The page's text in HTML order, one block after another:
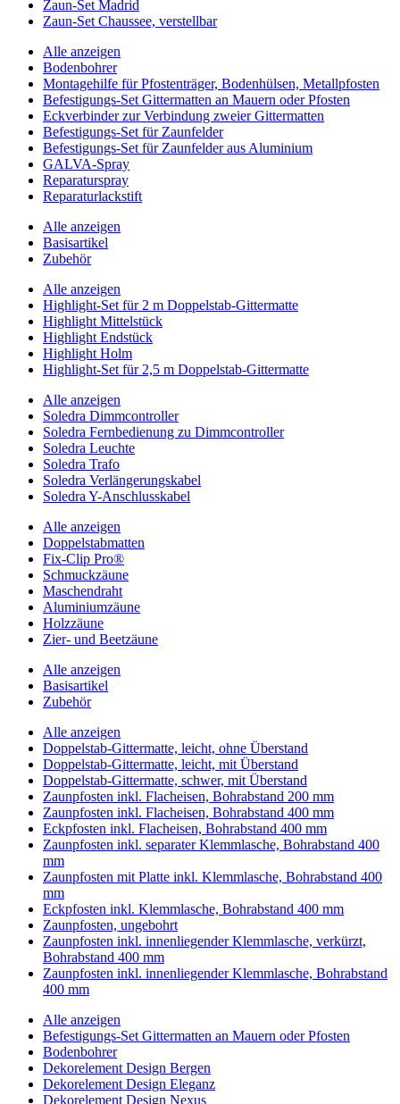
Zaun-Set Madrid
Zaun-Set Chaussee, verstellbar
Alle anzeigen
Bodenbohrer
Montagehilfe für Pfostenträger, Bodenhülsen, Metallpfosten
Befestigungs-Set Gittermatten an Mauern oder Pfosten
Eckverbinder zur Verbindung zweier Gittermatten
Befestigungs-Set für Zaunfelder
Befestigungs-Set für Zaunfelder aus Aluminium
GALVA-Spray
Reparaturspray
Reparaturlackstift
Alle anzeigen
Basisartikel
Zubehör
Alle anzeigen
Highlight-Set für 2 m Doppelstab-Gittermatte
Highlight Mittelstück
Highlight Endstück
Highlight Holm
Highlight-Set für 2,5 m Doppelstab-Gittermatte
Alle anzeigen
Soledra Dimmcontroller
Soledra Fernbedienung zu Dimmcontroller
Soledra Leuchte
Soledra Trafo
Soledra Verlängerungskabel
Soledra Y-Anschlusskabel
Alle anzeigen
Doppelstabmatten
Fix-Clip Pro®
Schmuckzäune
Maschendraht
Aluminiumzäune
Holzzäune
Zier- und Beetzäune
Alle anzeigen
Basisartikel
Zubehör
Alle anzeigen
Doppelstab-Gittermatte, leicht, ohne Überstand
Doppelstab-Gittermatte, leicht, mit Überstand
Doppelstab-Gittermatte, schwer, mit Überstand
Zaunpfosten inkl. Flacheisen, Bohrabstand 200 mm
Zaunpfosten inkl. Flacheisen, Bohrabstand 400 mm
Eckpfosten inkl. Flacheisen, Bohrabstand 400 mm
Zaunpfosten inkl. separater Klemmlasche, Bohrabstand 400
mm
Zaunpfosten mit Platte inkl. Klemmlasche, Bohrabstand 400
mm
Eckpfosten inkl. Klemmlasche, Bohrabstand 400 mm
Zaunpfosten, ungebohrt
Zaunpfosten inkl. innenliegender Klemmlasche, verkürzt,
Bohrabstand 400 mm
Zaunpfosten inkl. innenliegender Klemmlasche, Bohrabstand
400 mm
Alle anzeigen
Befestigungs-Set Gittermatten an Mauern oder Pfosten
Bodenbohrer
Dekorelement Design Bergen
Dekorelement Design Eleganz
Dekorelement Design Nexus